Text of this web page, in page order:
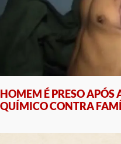
HOMEM É PRESO APÓS
QUÍMICO CONTRA